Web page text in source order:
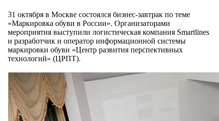
31 октября в Москве состоялся бизнес-завтрак по теме
«Маркировка обуви в России». Организаторами
мероприятия выступили логистическая компания Smartlines
и разработчик и оператор информационной системы
маркировки обуви «Центр развития перспективных
технологий» (ЦРПТ).